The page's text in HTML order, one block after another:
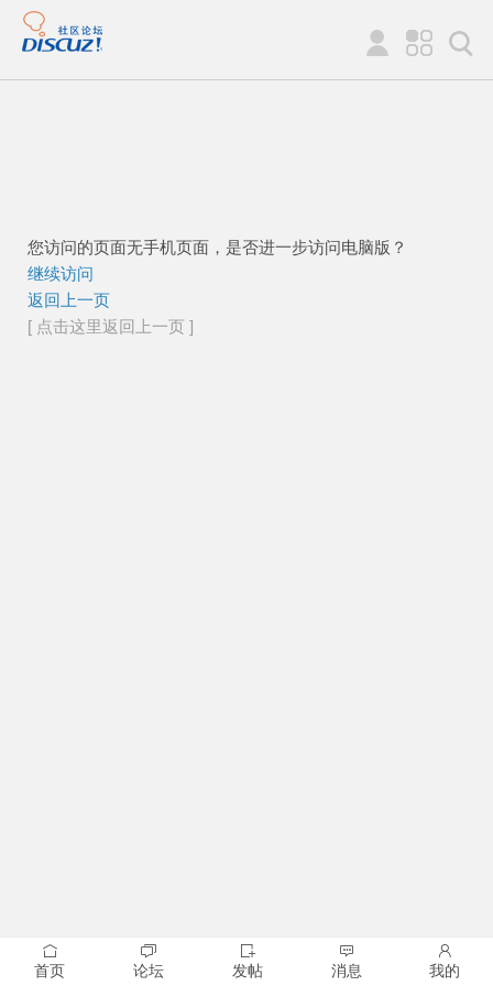
您访问的页面无手机页面，是否进一步访问电脑版？
继续访问
返回上一页
[ 点击这里返回上一页 ]
首页 论坛 发帖 消息 我的